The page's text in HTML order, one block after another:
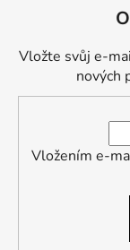
Vložte svůj e-
nových
Vložením e-